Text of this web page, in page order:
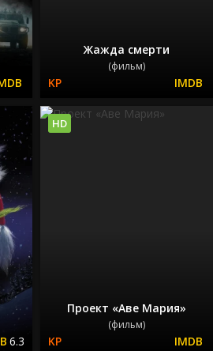
Жажда смерти
(фильм)
6.3
Проект «Аве Мария»
(фильм)
HD